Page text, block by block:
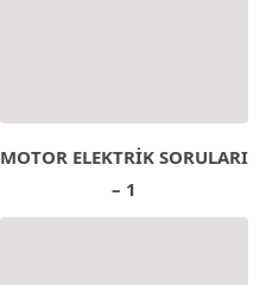
MOTOR ELEKTRİK SORULARI
– 1